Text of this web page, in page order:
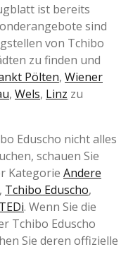
ist bereits
sind
von Tchibo
zu finden und
Pölten, Wiener
, Wels, Linz zu
Eduscho nicht alles
schauen Sie
Kategorie Andere
, Tchibo Eduscho,
TEDi. Wenn Sie die
Tchibo Eduscho
Sie deren offizielle